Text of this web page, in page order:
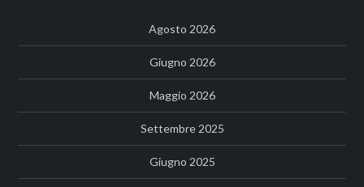
Agosto 2026
Giugno 2026
Maggio 2026
Settembre 2025
Giugno 2025